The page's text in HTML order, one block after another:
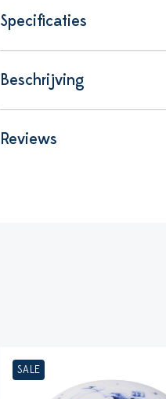
Specificaties
Beschrijving
Reviews
SALE